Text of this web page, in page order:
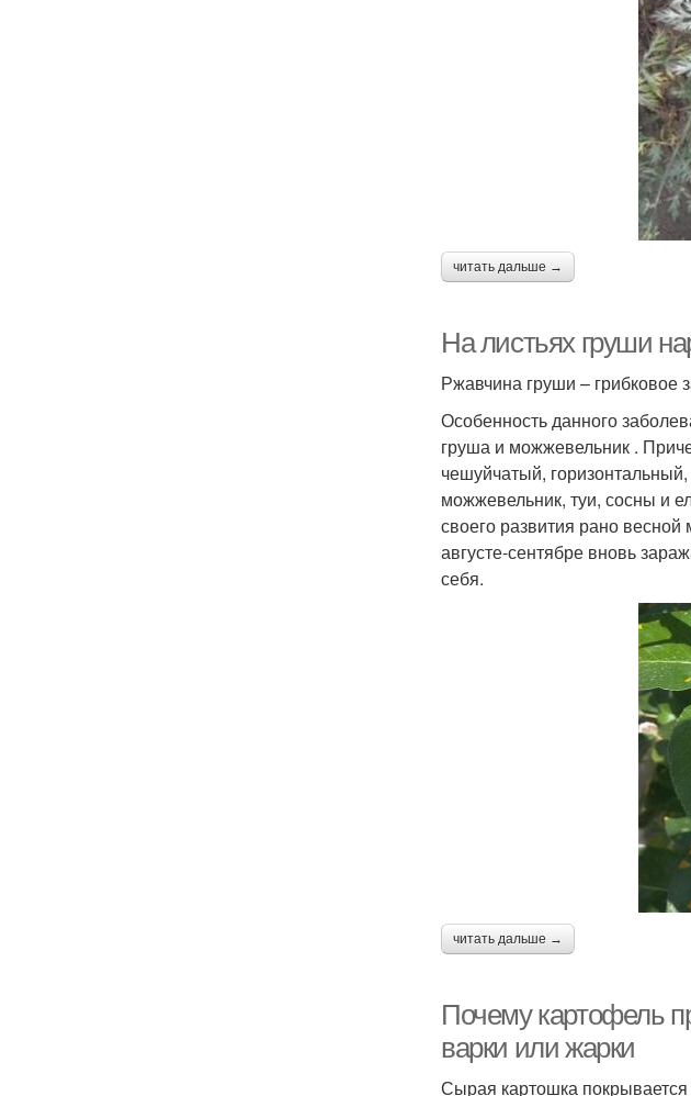
читать дальше →
На листьях
Ржавчина груши – грибковое
Особенность данного
груша и можжевельник .
чешуйчатый,
можжевельник, туи, сосны и
своего развития рано
августе-сентябре вновь
себя.
читать дальше →
Почему картофель
варки или жарки
Сырая картошка